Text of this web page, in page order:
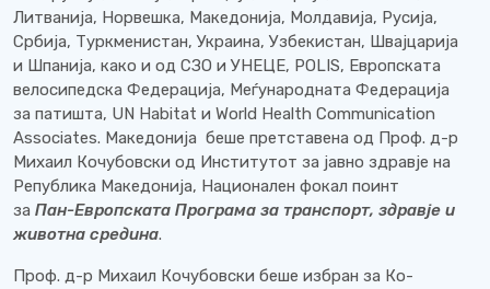
Литванија, Норвешка, Македонија, Молдавија, Русија,
Србија, Туркменистан, Украина, Узбекистан, Швајцарија
и Шпанија, како и од СЗО и УНЕЦЕ, POLIS, Eвропската
велосипедска Федерација, Меѓународната Федерација
за патишта, UN Habitat и World Health Communication
Associates. Македонија беше претставена од Проф. д-р
Михаил Кочубовски од Институтот за јавно здравје на
Република Македонија, Национален фокал поинт
за Пан-Европската Програма за транспорт, здравје и
животна средина.
Проф. д-р Михаил Кочубовски беше избран за Ко-